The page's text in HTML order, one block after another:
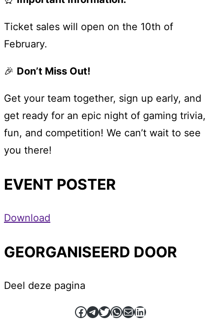
Ticket sales will open on the 10th of
February.
🎉 Don’t Miss Out!
Get your team together, sign up early, and
get ready for an epic night of gaming trivia,
fun, and competition! We can’t wait to see
you there!
EVENT POSTER
Download
GEORGANISEERD DOOR
Deel deze pagina
Facebook
Telegram
Twitter
WhatsApp
E-mailLinkedIn